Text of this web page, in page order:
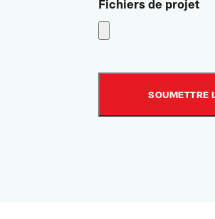
Fichiers de projet